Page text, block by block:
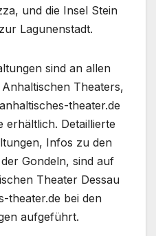
und die Insel Stein
Lagunenstadt.
sind an allen
Theaters,
theater.de
erhältlich. Detaillierte
Infos zu den
Gondeln, sind auf
Theater Dessau
theater.de bei den
aufgeführt.